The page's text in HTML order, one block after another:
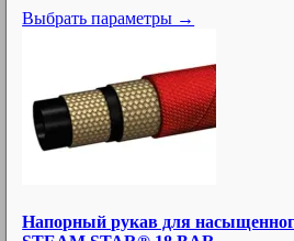
Выбрать параметры →
Напорный рукав для